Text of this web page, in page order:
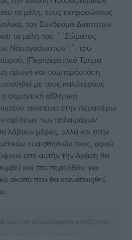
τα μέλη, τους εκπροσώπους
τον Σύνδεσμο Διαιτητών
τα μέλη του ΄΄Σώματος
Ναυαγοσωστών΄΄, του
(Περιφερειακό Τμήμα
αρωγή και συμπαράστασή
με τους καλύτερους
σημαντική αθλητική
σκοπεύει στην περαιτέρω
σχέσεων των παλαιμάχων
λάβουν μέρος, αλλά και στην
ευαισθησιών τους, αφού
από αυτήν την δράση θα
και στο παρελθόν, για
σκοπό που θα κοινοποιηθεί,
μας στα αποτελέσματα αναζήτησης